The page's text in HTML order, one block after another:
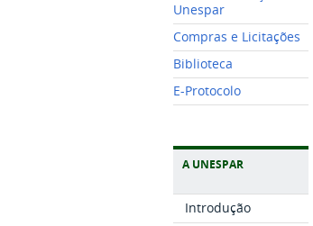
Unespar
Compras e Licitações
Biblioteca
E-Protocolo
A UNESPAR
Introdução